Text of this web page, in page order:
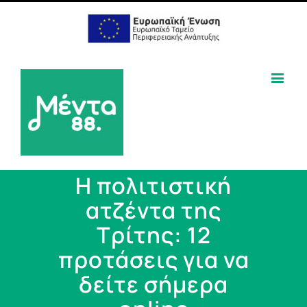
Η πολιτιστική
ατζέντα της
Τρίτης: 12
προτάσεις για να
δείτε σήμερα